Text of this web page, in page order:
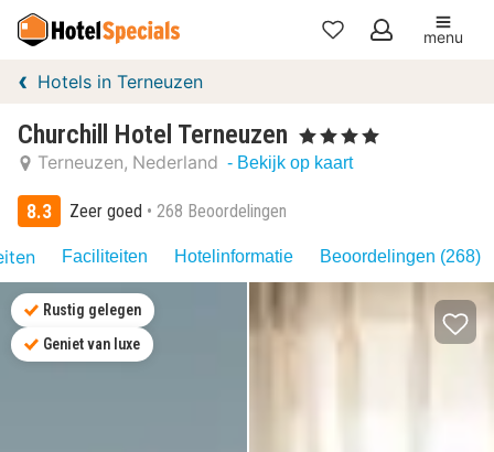
Mijn
menu
Hotels in Terneuzen
Churchill Hotel Terneuzen , 4 Sterren
Terneuzen Nederland - Bekijk op kaart
8.3 Zeer goed 268 Beoordelingen
Faciliteiten Hotelinformatie Beoordelingen (268)
Rustig gelegen
Geniet van luxe